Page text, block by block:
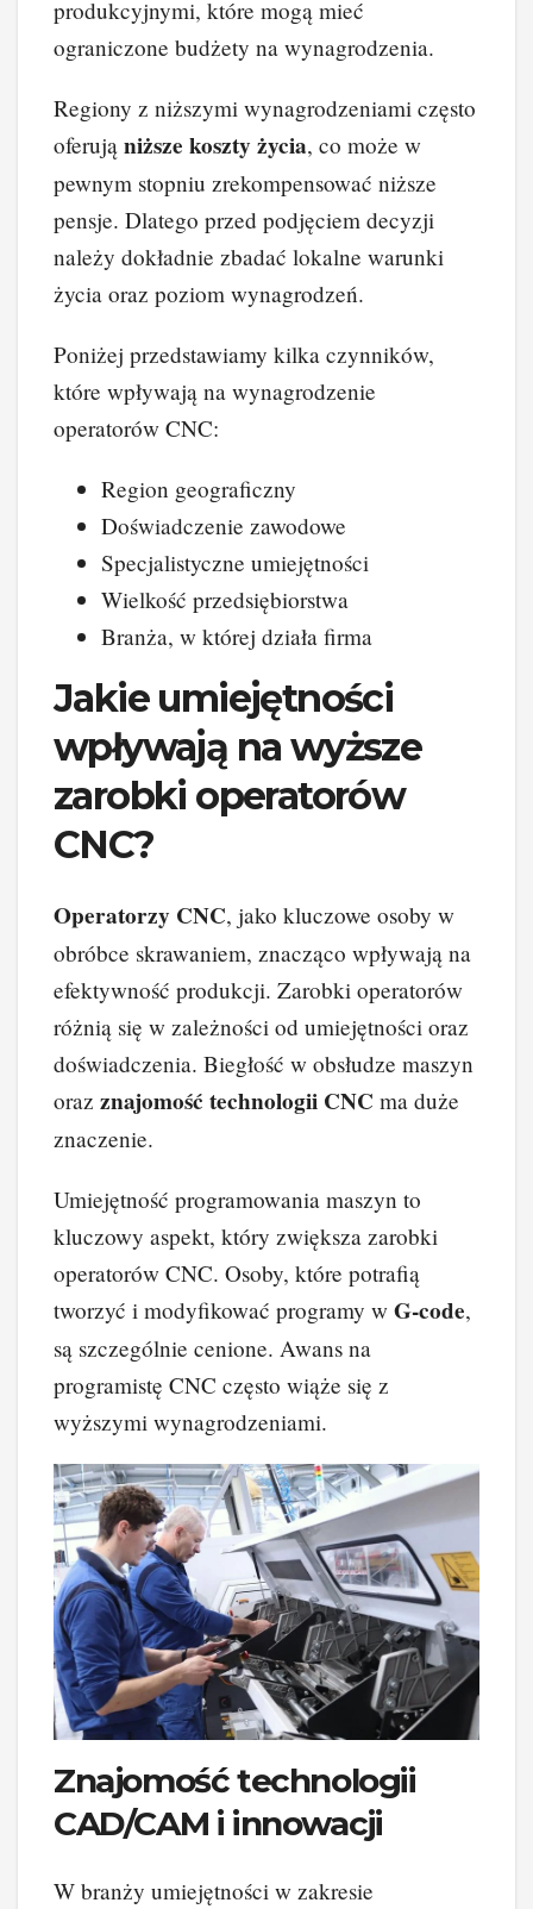
produkcyjnymi, które mogą mieć
ograniczone budżety na wynagrodzenia.
Regiony z niższymi wynagrodzeniami często
oferują niższe koszty życia, co może w
pewnym stopniu zrekompensować niższe
pensje. Dlatego przed podjęciem decyzji
należy dokładnie zbadać lokalne warunki
życia oraz poziom wynagrodzeń.
Poniżej przedstawiamy kilka czynników,
które wpływają na wynagrodzenie
operatorów CNC:
Region geograficzny
Doświadczenie zawodowe
Specjalistyczne umiejętności
Wielkość przedsiębiorstwa
Branża, w której działa firma
Jakie umiejętności
wpływają na wyższe
zarobki operatorów
CNC?
Operatorzy CNC, jako kluczowe osoby w
obróbce skrawaniem, znacząco wpływają na
efektywność produkcji. Zarobki operatorów
różnią się w zależności od umiejętności oraz
doświadczenia. Biegłość w obsłudze maszyn
oraz znajomość technologii CNC ma duże
znaczenie.
Umiejętność programowania maszyn to
kluczowy aspekt, który zwiększa zarobki
operatorów CNC. Osoby, które potrafią
tworzyć i modyfikować programy w G-code,
są szczególnie cenione. Awans na
programistę CNC często wiąże się z
wyższymi wynagrodzeniami.
Znajomość technologii
CAD/CAM i innowacji
W branży umiejętności w zakresie